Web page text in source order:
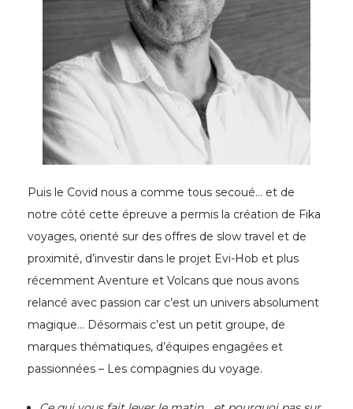
Puis le Covid nous a comme tous secoué… et de
notre côté cette épreuve a permis la création de Fika
voyages, orienté sur des offres de slow travel et de
proximité, d’investir dans le projet Evi-Hob et plus
récemment Aventure et Volcans que nous avons
relancé avec passion car c’est un univers absolument
magique… Désormais c’est un petit groupe, de
marques thématiques, d’équipes engagées et
passionnées – Les compagnies du voyage.